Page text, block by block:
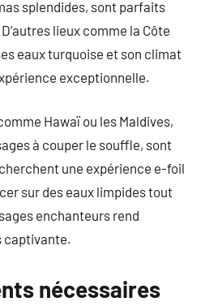
splendides, sont parfaits
lieux comme la Côte
eaux turquoise et son climat
exceptionnelle.
Hawaï ou les Maldives,
à couper le souffle, sont
une expérience e-foil
sur des eaux limpides tout
enchanteurs rend
captivante.
nécessaires